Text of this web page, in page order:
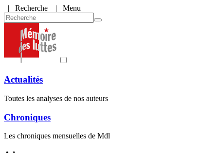
| Recherche | Menu
Actualités
Toutes les analyses de nos auteurs
Chroniques
Les chroniques mensuelles de Mdl